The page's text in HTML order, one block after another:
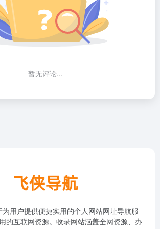
暂无评论...
用户提供便捷实用的个人网站网址导航服
的互联网资源。收录网站涵盖全网资源、办